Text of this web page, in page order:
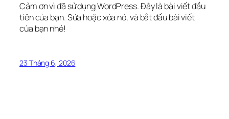
Cảm ơn vì đã sử dụng WordPress. Đây là bài viết đầu
tiên của bạn. Sửa hoặc xóa nó, và bắt đầu bài viết
của bạn nhé!
23 Tháng 6, 2026